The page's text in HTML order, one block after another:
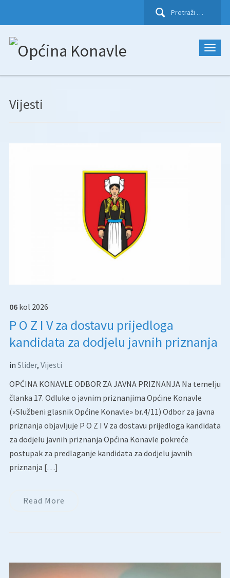
Pretraži:
Vijesti
06 kol 2026
P O Z I V za dostavu prijedloga
kandidata za dodjelu javnih priznanja
in Slider, Vijesti
OPĆINA KONAVLE ODBOR ZA JAVNA PRIZNANJA Na temelju
članka 17. Odluke o javnim priznanjima Općine Konavle
(«Službeni glasnik Općine Konavle» br.4/11) Odbor za javna
priznanja objavljuje P O Z I V za dostavu prijedloga kandidata
za dodjelu javnih priznanja Općina Konavle pokreće
postupak za predlaganje kandidata za dodjelu javnih
priznanja […]
Read More